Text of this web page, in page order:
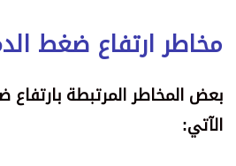
مخاطر ارتفاع ضغط
بعض المخاطر المرتبطة
الآتي: